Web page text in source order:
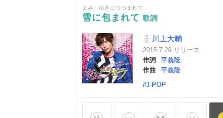
よみ：ゆきにつつまれて
雪に包まれて 歌詞
川上大輔
2015.7.29 リリース
作詞
平義隆
作曲
平義隆
#J-POP